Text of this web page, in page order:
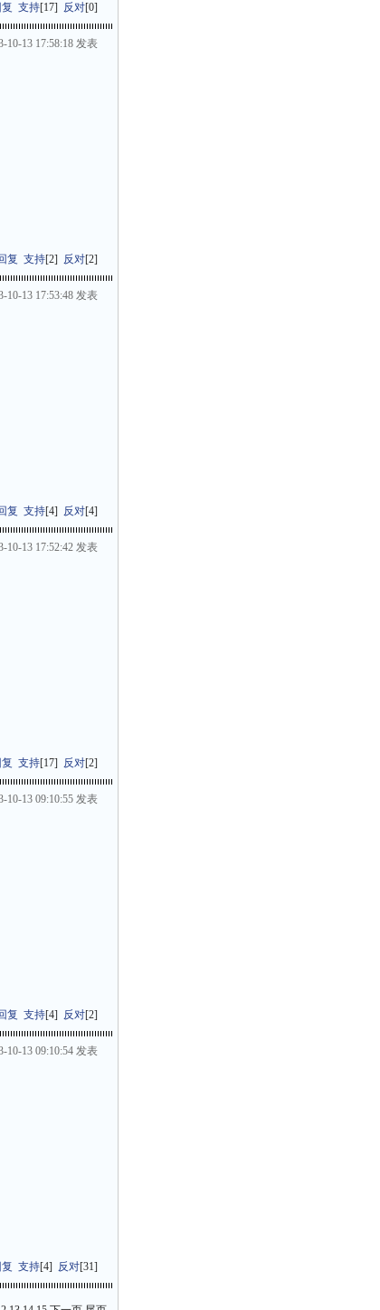
复 支持[17] 反对[0]
10-13 17:58:18 发表
复 支持[2] 反对[2]
10-13 17:53:48 发表
复 支持[4] 反对[4]
10-13 17:52:42 发表
复 支持[17] 反对[2]
10-13 09:10:55 发表
复 支持[4] 反对[2]
10-13 09:10:54 发表
复 支持[4] 反对[31]